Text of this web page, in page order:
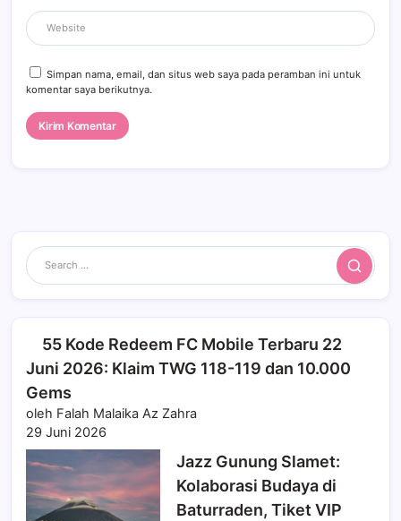
Simpan nama, email, dan situs web saya pada peramban ini untuk
komentar saya berikutnya.
Search
55 Kode Redeem FC Mobile Terbaru 22
Juni 2026: Klaim TWG 118-119 dan 10.000
Gems
oleh Falah Malaika Az Zahra
29 Juni 2026
Jazz Gunung Slamet:
Kolaborasi Budaya di
Baturraden, Tiket VIP